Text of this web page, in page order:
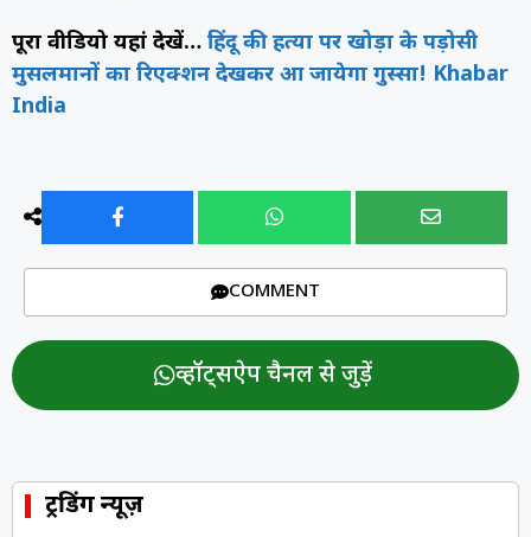
पूरा वीडियो यहां देखें… हिंदू की हत्या पर खोड़ा के पड़ोसी
मुसलमानों का रिएक्शन देखकर आ जायेगा गुस्सा! Khabar
India
COMMENT
व्हॉट्सऐप चैनल से जुड़ें
ट्रेंडिंग न्यूज़